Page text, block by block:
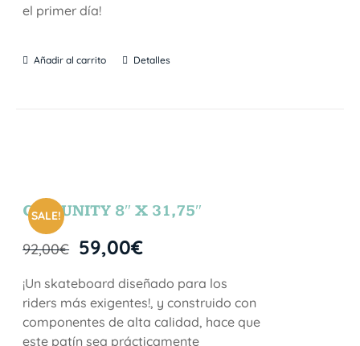
el primer día!
Añadir al carrito Detalles
SALE!
COMUNITY 8″ X 31,75″
92,00€ 59,00€
¡Un skateboard diseñado para los
riders más exigentes!, y construido con
componentes de alta calidad, hace que
este patín sea prácticamente